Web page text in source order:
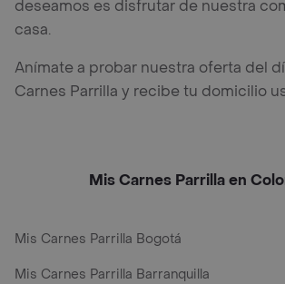
deseamos es disfrutar de nuestra
casa.
Anímate a probar nuestra oferta del
Carnes Parrilla y recibe tu domicilio
Mis Carnes Parrilla en
Mis Carnes Parrilla Bogotá
Mis Carnes Parrilla Barranquilla